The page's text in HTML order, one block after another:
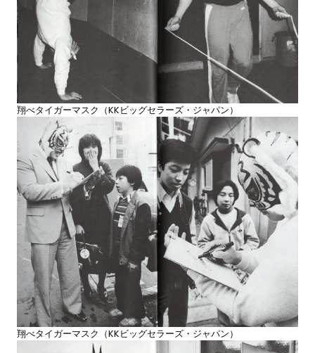
翔べタイガーマスク（KKビッグセラーズ・ジャパン）
翔べタイガーマスク（KKビッグセラーズ・ジャパン）